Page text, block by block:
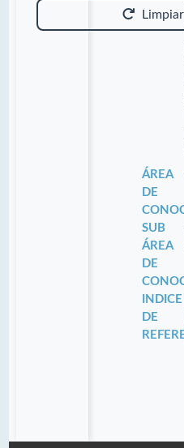
Limpiar
ÁREA
DE
SUB
ÁREA
DE
INDICE
DE